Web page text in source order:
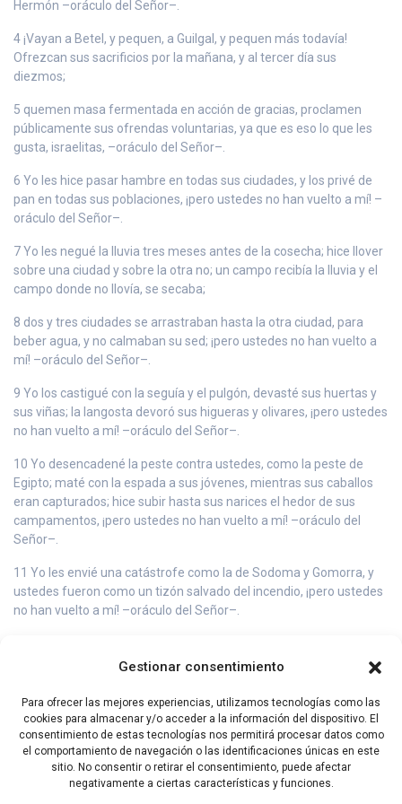
Gestionar consentimiento
Para ofrecer las mejores experiencias, utilizamos tecnologías como las
cookies para almacenar y/o acceder a la información del dispositivo. El
consentimiento de estas tecnologías nos permitirá procesar datos como
el comportamiento de navegación o las identificaciones únicas en este
sitio. No consentir o retirar el consentimiento, puede afectar
negativamente a ciertas características y funciones.
Hermón –oráculo del Señor–.
4 ¡Vayan a Betel, y pequen, a Guilgal, y pequen más todavía!
Ofrezcan sus sacrificios por la mañana, y al tercer día sus
diezmos;
5 quemen masa fermentada en acción de gracias, proclamen
públicamente sus ofrendas voluntarias, ya que es eso lo que les
gusta, israelitas, –oráculo del Señor–.
6 Yo les hice pasar hambre en todas sus ciudades, y los privé de
pan en todas sus poblaciones, ¡pero ustedes no han vuelto a mí! –
oráculo del Señor–.
7 Yo les negué la lluvia tres meses antes de la cosecha; hice llover
sobre una ciudad y sobre la otra no; un campo recibía la lluvia y el
campo donde no llovía, se secaba;
8 dos y tres ciudades se arrastraban hasta la otra ciudad, para
beber agua, y no calmaban su sed; ¡pero ustedes no han vuelto a
mí! –oráculo del Señor–.
9 Yo los castigué con la seguía y el pulgón, devasté sus huertas y
sus viñas; la langosta devoró sus higueras y olivares, ¡pero ustedes
no han vuelto a mí! –oráculo del Señor–.
10 Yo desencadené la peste contra ustedes, como la peste de
Egipto; maté con la espada a sus jóvenes, mientras sus caballos
eran capturados; hice subir hasta sus narices el hedor de sus
campamentos, ¡pero ustedes no han vuelto a mí! –oráculo del
Señor–.
11 Yo les envié una catástrofe como la de Sodoma y Gomorra, y
ustedes fueron como un tizón salvado del incendio, ¡pero ustedes
no han vuelto a mí! –oráculo del Señor–.
así, prepárate a enfrentarte con tu Dios, Israel.
13 Porque el que forma las montañas y crea el viento, el que
descubre al hombre cuál es sus designio, el que hace la aurora y
las tinieblas, el que camina sobre las alturas de la tierra, se llama
«Señor, Dios de los ejércitos».